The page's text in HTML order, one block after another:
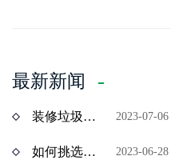
最新新闻
装修垃圾风选机分选效果怎么样？价格多少？ 2023-07-06
如何挑选陈腐垃圾分拣设备？多少钱一台？ 2023-06-28